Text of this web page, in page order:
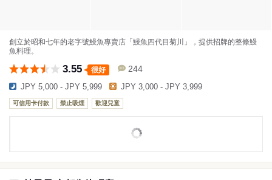
創立於昭和七年的老字號鰻魚專賣店「鰻魚四代目菊川」，提供招牌的整條鰻
魚料理。
3.55 很好 244
JPY 5,000 - JPY 5,999 JPY 3,000 - JPY 3,999
可信用卡付款 禁止吸煙 歡迎兒童